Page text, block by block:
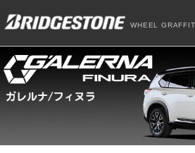
WHEEL